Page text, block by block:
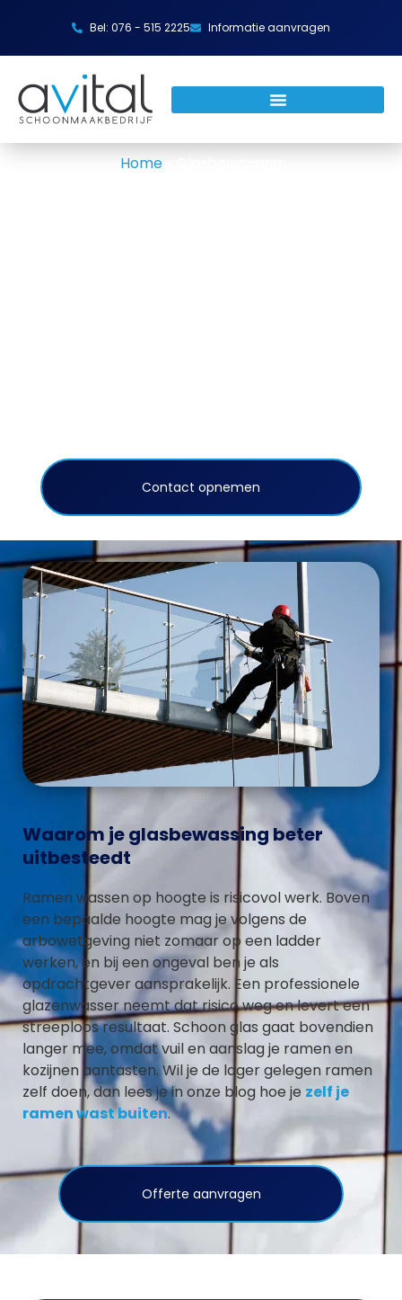
Bel: 076 - 515 2225 Informatie aanvragen
Home
Contact opnemen
Waarom je glasbewassing beter
uitbesteedt
Ramen wassen op hoogte is risicovol werk. Boven
een bepaalde hoogte mag je volgens de
arbowetgeving niet zomaar op een ladder
werken, en bij een ongeval ben je als
opdrachtgever aansprakelijk. Een professionele
glazenwasser neemt dat risico weg en levert een
streeploos resultaat. Schoon glas gaat bovendien
langer mee, omdat vuil en aanslag je ramen en
kozijnen aantasten. Wil je de lager gelegen ramen
zelf doen, dan lees je in onze blog hoe je zelf je
ramen wast buiten.
Offerte aanvragen